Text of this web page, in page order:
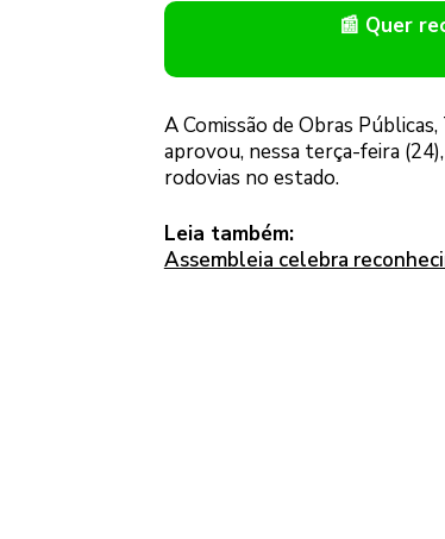
📰 Quer
A Comissão de Obras
aprovou, nessa terça-feira
rodovias no estado.
Leia também:
Assembleia celebra